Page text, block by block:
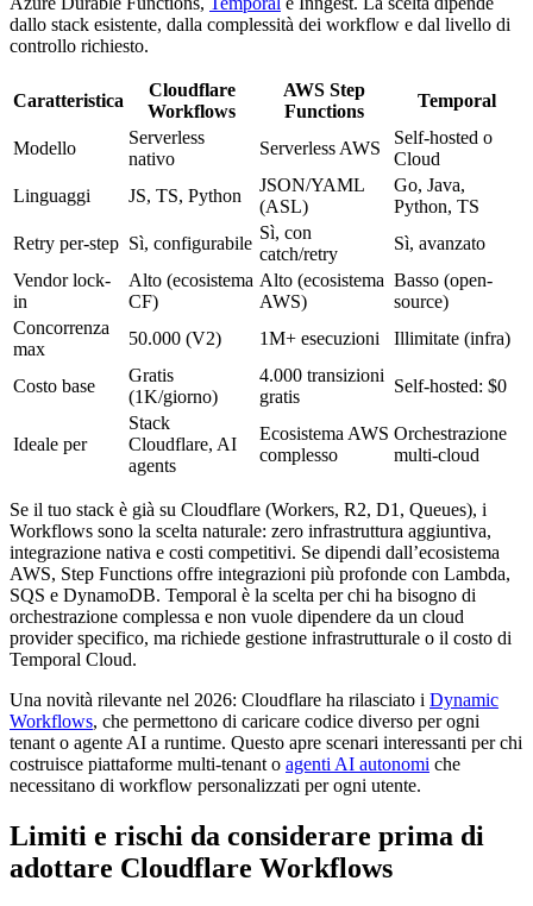
dallo stack esistente, dalla complessità dei workflow e dal livello di
controllo richiesto.
Caratteristica
Cloudflare
Workflows
AWS Step
Functions
Temporal
Modello
Serverless
nativo
Serverless AWS
Self-hosted o
Cloud
Linguaggi
JS, TS, Python
JSON/YAML
(ASL)
Go, Java,
Python, TS
Retry per-step Sì, configurabile
Sì, con
catch/retry
Sì, avanzato
Vendor lock-
in
Alto (ecosistema
CF)
Alto (ecosistema
AWS)
Basso (open-
source)
Concorrenza
max
50.000 (V2) 1M+ esecuzioni Illimitate (infra)
Costo base
Gratis
(1K/giorno)
4.000 transizioni
gratis
Self-hosted: $0
Ideale per
Stack
Cloudflare, AI
agents
Ecosistema AWS
complesso
Orchestrazione
multi-cloud
Se il tuo stack è già su Cloudflare (Workers, R2, D1, Queues), i
Workflows sono la scelta naturale: zero infrastruttura aggiuntiva,
integrazione nativa e costi competitivi. Se dipendi dall’ecosistema
AWS, Step Functions offre integrazioni più profonde con Lambda,
SQS e DynamoDB. Temporal è la scelta per chi ha bisogno di
orchestrazione complessa e non vuole dipendere da un cloud
provider specifico, ma richiede gestione infrastrutturale o il costo di
Temporal Cloud.
Una novità rilevante nel 2026: Cloudflare ha rilasciato i Dynamic
Workflows, che permettono di caricare codice diverso per ogni
tenant o agente AI a runtime. Questo apre scenari interessanti per chi
costruisce piattaforme multi-tenant o agenti AI autonomi che
necessitano di workflow personalizzati per ogni utente.
Limiti e rischi da considerare prima di
adottare Cloudflare Workflows